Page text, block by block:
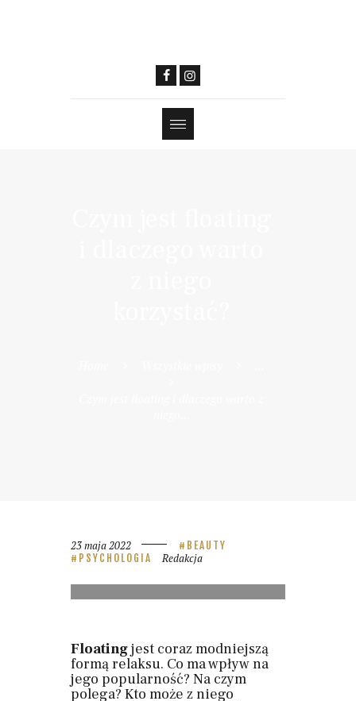
23 maja 2022
BEAUTY
PSYCHOLOGIA
Redakcja
Floatingjest coraz modniejszą
formą relaksu. Co ma wpływ na
jego popularność? Na czym
polega? Kto może z niego